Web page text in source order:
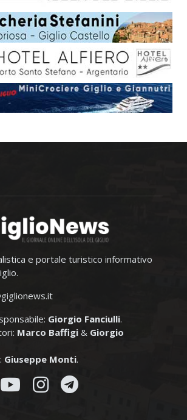
e portale turistico informativo
Giorgio Fanciulli.
Marco Baffigi & Giorgio
Giuseppe Monti.